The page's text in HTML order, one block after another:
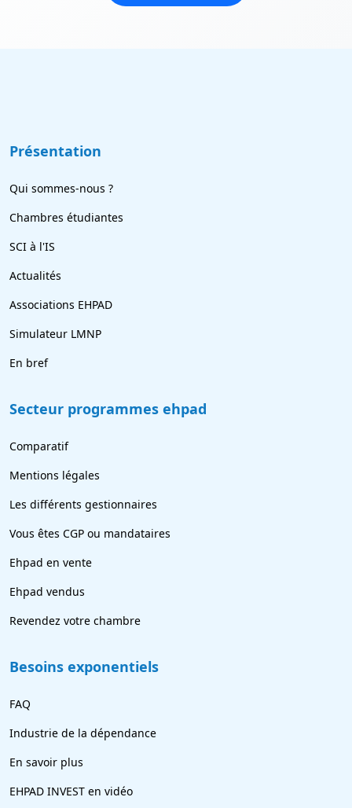
Présentation
Qui sommes-nous ?
Chambres étudiantes
SCI à l'IS
Actualités
Associations EHPAD
Simulateur LMNP
En bref
Secteur programmes ehpad
Comparatif
Mentions légales
Les différents gestionnaires
Vous êtes CGP ou mandataires
Ehpad en vente
Ehpad vendus
Revendez votre chambre
Besoins exponentiels
FAQ
Industrie de la dépendance
En savoir plus
EHPAD INVEST en vidéo